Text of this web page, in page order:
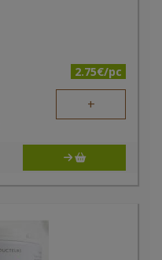
2.75€/pc
+